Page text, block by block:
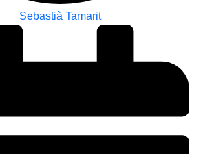
Sebastià Tamarit